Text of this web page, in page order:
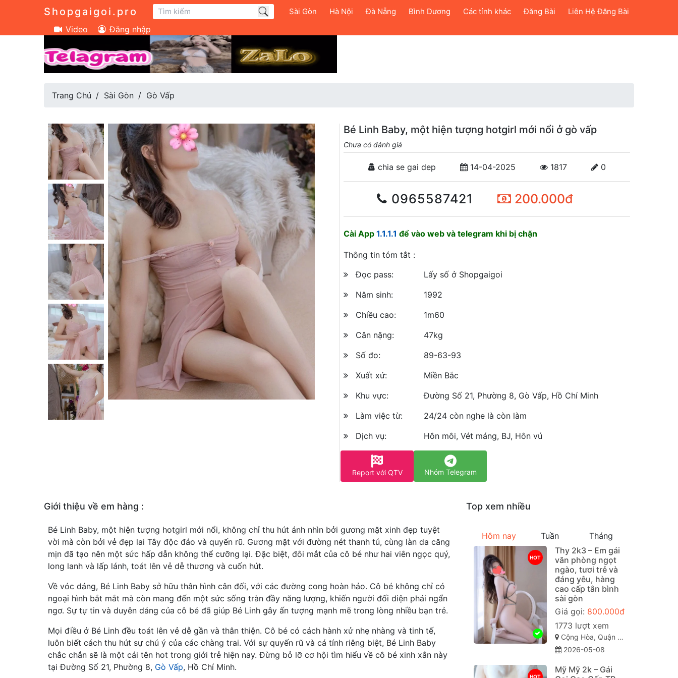
Shopgaigoi.pro Sài Gòn Hà Nội Đà Nẵng Bình Dương Các tỉnh khác Đăng Bài Liên Hệ Đăng Bài
Video Đăng nhập
Trang Chủ Sài Gòn Gò Vấp
Bé Linh Baby, một hiện tượng hotgirl mới nổi ở gò vấp
Chưa có đánh giá
chia se gai dep 14-04-2025 1817 0
0965587421 200.000đ
Cài App 1.1.1.1 để vào web và telegram khi bị chặn
Thông tin tóm tắt :
Đọc pass:
Lấy số ở Shopgaigoi
Năm sinh:
1992
Chiều cao:
1m60
Cân nặng:
47kg
Số đo:
89-63-93
Xuất xứ:
Miền Bắc
Khu vực:
Đường Số 21, Phường 8, Gò Vấp, Hồ Chí Minh
Làm việc từ:
24/24 còn nghe là còn làm
Dịch vụ:
Hôn môi, Vét máng, BJ, Hôn vú
Report với QTV Nhóm Telegram
Giới thiệu về em hàng :
Bé Linh Baby, một hiện tượng hotgirl mới nổi, không chỉ thu hút ánh nhìn bởi gương mặt xinh đẹp tuyệt
vời mà còn bởi vẻ đẹp lai Tây độc đáo và quyến rũ. Gương mặt với đường nét thanh tú, cùng làn da căng
mịn đã tạo nên một sức hấp dẫn không thể cưỡng lại. Đặc biệt, đôi mắt của cô bé như hai viên ngọc quý,
long lanh và lấp lánh, toát lên vẻ dễ thương và cuốn hút.
Về vóc dáng, Bé Linh Baby sở hữu thân hình cân đối, với các đường cong hoàn hảo. Cô bé không chỉ có
ngoại hình bắt mắt mà còn mang đến một sức sống tràn đầy năng lượng, khiến người đối diện phải ngẩn
ngơ. Sự tự tin và duyên dáng của cô bé đã giúp Bé Linh gây ấn tượng mạnh mẽ trong lòng nhiều bạn trẻ.
Mọi điều ở Bé Linh đều toát lên vẻ dễ gần và thân thiện. Cô bé có cách hành xử nhẹ nhàng và tinh tế,
luôn biết cách thu hút sự chú ý của các chàng trai. Với sự quyến rũ và cá tính riêng biệt, Bé Linh Baby
chắc chắn sẽ là một cái tên hot trong giới trẻ hiện nay. Đừng bỏ lỡ cơ hội tìm hiểu về cô bé xinh xắn này
tại Đường Số 21, Phường 8, Gò Vấp, Hồ Chí Minh.
Top xem nhiều
Hôm nay Tuần Tháng
HOT
Thy 2k3 – Em gái
văn phòng ngọt
ngào, tươi trẻ và
đáng yêu, hàng
cao cấp tân bình
sài gòn
Giá gọi: 800.000đ
1773 lượt xem
Cộng Hòa, Quận Tân Bình Sài Gòn ( TP. Hồ Chí Minh )
2026-05-08
HOT
Mỹ Mỹ 2k – Gái